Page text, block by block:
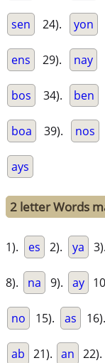
sen 24). yon
ens 29). nay
bos 34). ben
boa 39). nos
ays
2 letter Words
1). es 2). ya 3).
8). na 9). ay
no 15). as 16).
ab 21). an 22).